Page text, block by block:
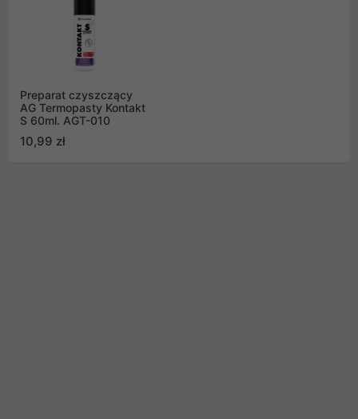
Preparat czyszczący
AG Termopasty Kontakt
S 60ml. AGT-010
10,99 zł